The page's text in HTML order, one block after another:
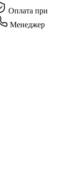
Оплата при
Менеджер